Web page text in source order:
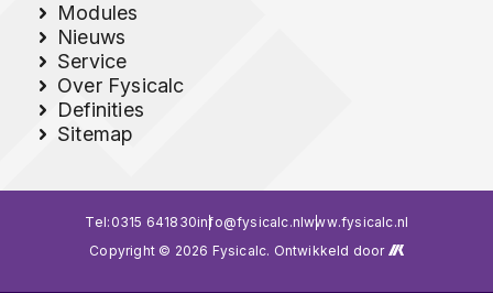
Modules
Nieuws
Service
Over Fysicalc
Definities
Sitemap
Tel: 0315 641830info@fysicalc.nlwww.fysicalc.nl
Copyright © 2026 Fysicalc. Ontwikkeld door